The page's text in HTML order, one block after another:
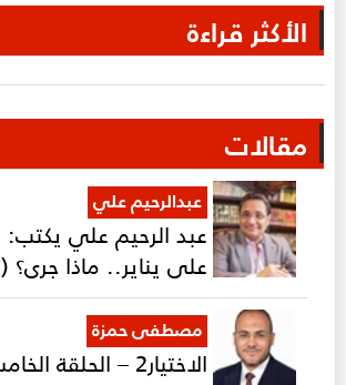
الأكثر قراءة
مقالات
عبدالرحيم علي
على يناير.. ماذا جرى؟ (1 - 3)
مصطفى حمزة
الاختيار2 – الحلقة الخامسة